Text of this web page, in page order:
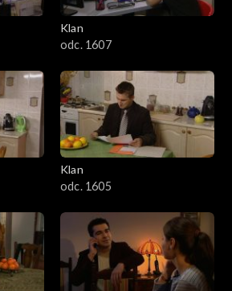
Klan
odc. 1607
Klan
odc. 1605